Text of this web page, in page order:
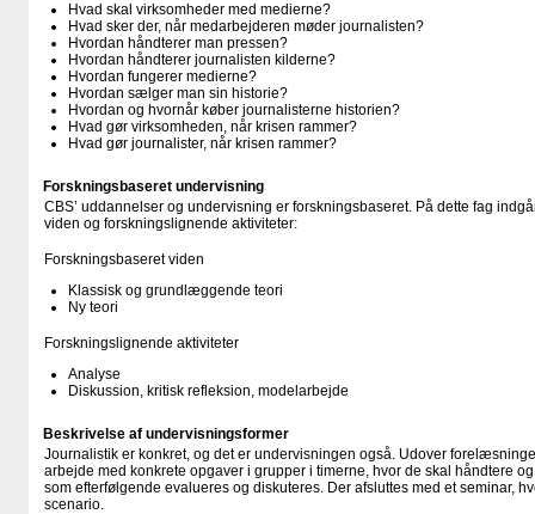
Hvad skal virksomheder med medierne?
Hvad sker der, når medarbejderen møder journalisten?
Hvordan håndterer man pressen?
Hvordan håndterer journalisten kilderne?
Hvordan fungerer medierne?
Hvordan sælger man sin historie?
Hvordan og hvornår køber journalisterne historien?
Hvad gør virksomheden, når krisen rammer?
Hvad gør journalister, når krisen rammer?
Forskningsbaseret undervisning
CBS’ uddannelser og undervisning er forskningsbaseret. På dette fag
viden og forskningslignende aktiviteter:
Forskningsbaseret viden
Klassisk og grundlæggende teori
Ny teori
Forskningslignende aktiviteter
Analyse
Diskussion, kritisk refleksion, modelarbejde
Beskrivelse af undervisningsformer
Journalistik er konkret, og det er undervisningen også. Udover
arbejde med konkrete opgaver i grupper i timerne, hvor de skal håndtere
som efterfølgende evalueres og diskuteres. Der afsluttes med et seminar,
scenario.